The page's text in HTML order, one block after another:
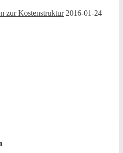
zur Kostenstruktur 2016-01-24